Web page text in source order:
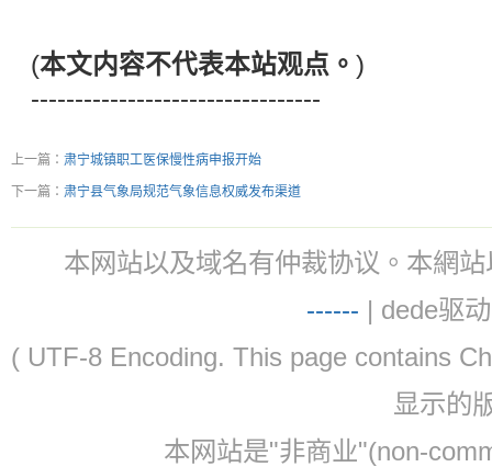
(本文内容不代表本站观点。 )
---------------------------------
上一篇： 肃宁城镇职工医保慢性病申报开始
下一篇： 肃宁县气象局规范气象信息权威发布渠道
本网站以及域名有仲裁协议。本網
------ | dede驱
( UTF-8 Encoding. This page contains
显示的
本网站是"非商业"(non-